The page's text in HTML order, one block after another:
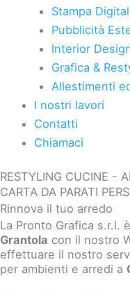
Stampa
Pubblicità
Interior
Grafica &
Allestimenti
I nostri lavori
Contatti
Chiamaci
RESTYLING CUCINE -
CARTA DA PARATI
Rinnova il tuo arredo
La Pronto Grafica s.r.l.
Grantola con il nostro
effettuare il nostro
per ambienti e arredi a